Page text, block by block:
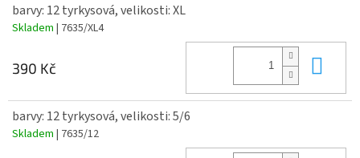
barvy: 12 tyrkysová, velikosti: XL
Skladem | 7635/XL4
390 Kč
barvy: 12 tyrkysová, velikosti: 5/6
Skladem | 7635/12